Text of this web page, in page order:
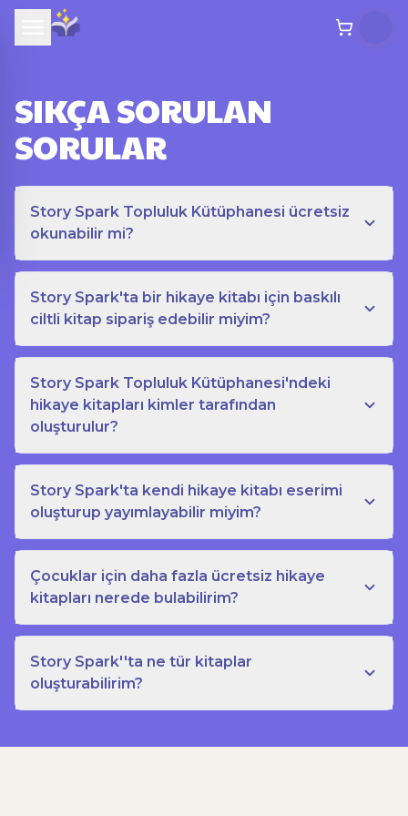
SIKÇA SORULAN
SORULAR
Story Spark Topluluk Kütüphanesi ücretsiz
okunabilir mi?
Story Spark'ta bir hikaye kitabı için baskılı
ciltli kitap sipariş edebilir miyim?
Story Spark Topluluk Kütüphanesi'ndeki
hikaye kitapları kimler tarafından
oluşturulur?
Story Spark'ta kendi hikaye kitabı eserimi
oluşturup yayımlayabilir miyim?
Çocuklar için daha fazla ücretsiz hikaye
kitapları nerede bulabilirim?
Story Spark''ta ne tür kitaplar
oluşturabilirim?